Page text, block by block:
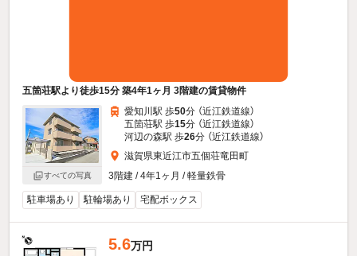
五箇荘駅より徒歩15分 築4年1ヶ月 3階建の賃貸物件
すべての写真
愛知川駅 歩50分 （近江鉄道線）
五箇荘駅 歩15分 （近江鉄道線）
河辺の森駅 歩26分 （近江鉄道線）
滋賀県東近江市五個荘竜田町
3階建 / 4年1ヶ月 / 軽量鉄骨
駐車場あり 駐輪場あり 宅配ボックス
5.6万円